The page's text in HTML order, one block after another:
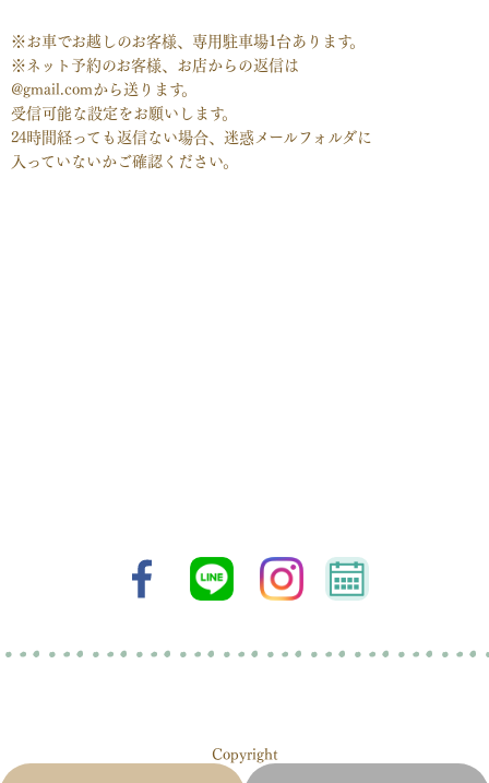
※お車でお越しのお客様、専用駐車場1台あります。
※ネット予約のお客様、お店からの返信は
@gmail.comから送ります。
受信可能な設定をお願いします。
24時間経っても返信ない場合、迷惑メールフォルダに
入っていないかご確認ください。
Copyright